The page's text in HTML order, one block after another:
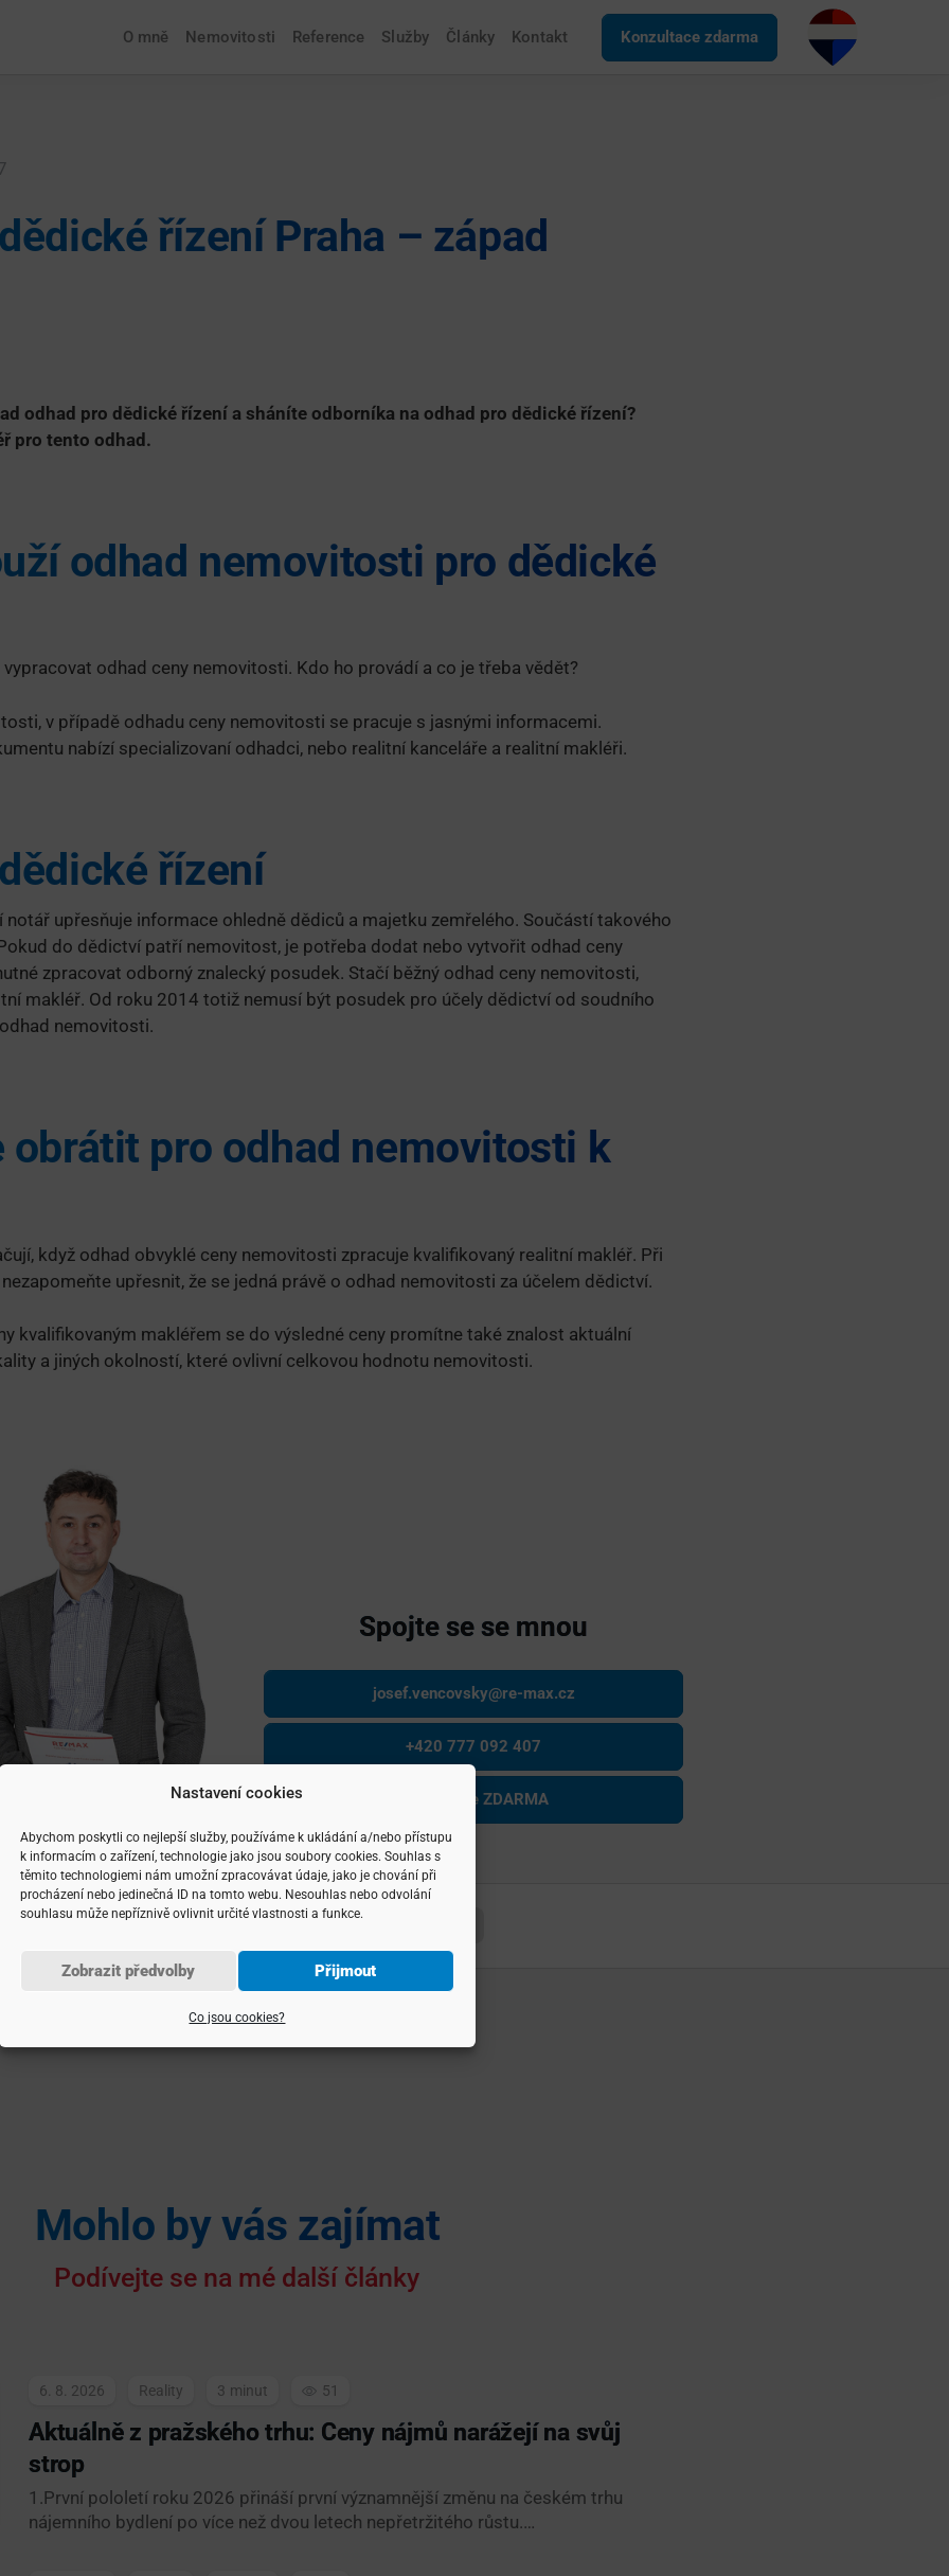
Nastavení cookies
Abychom poskytli co nejlepší služby, používáme k ukládání a/nebo přístupu
k informacím o zařízení, technologie jako jsou soubory cookies. Souhlas s
těmito technologiemi nám umožní zpracovávat údaje, jako je chování při
procházení nebo jedinečná ID na tomto webu. Nesouhlas nebo odvolání
souhlasu může nepříznivě ovlivnit určité vlastnosti a funkce.
Přijmout
Zobrazit předvolby
Co jsou cookies?
O mně Nemovitosti Reference Služby Články Kontakt Konzultace zdarma
řízení Praha – západ
odhad pro dědické řízení a sháníte odborníka na odhad pro dědické řízení?
pro tento odhad.
odhad nemovitosti pro dědické
odhad ceny nemovitosti. Kdo ho provádí a co je třeba vědět?
v případě odhadu ceny nemovitosti se pracuje s jasnými informacemi.
nabízí specializovaní odhadci, nebo realitní kanceláře a realitní makléři.
řízení
upřesňuje informace ohledně dědiců a majetku zemřelého. Součástí takového
do dědictví patří nemovitost, je potřeba dodat nebo vytvořit odhad ceny
zpracovat odborný znalecký posudek. Stačí běžný odhad ceny nemovitosti,
makléř. Od roku 2014 totiž nemusí být posudek pro účely dědictví od soudního
nemovitosti.
obrátit pro odhad nemovitosti k
když odhad obvyklé ceny nemovitosti zpracuje kvalifikovaný realitní makléř. Při
upřesnit, že se jedná právě o odhad nemovitosti za účelem dědictví.
kvalifikovaným makléřem se do výsledné ceny promítne také znalost aktuální
a jiných okolností, které ovlivní celkovou hodnotu nemovitosti.
Spojte se se mnou
josef.vencovsky@re-max.cz
+420 777 092 407
Konzultace ZDARMA
článek Rubriky
Mohlo by vás zajímat
Podívejte se na mé další články
6. 8. 2026 Reality 3 51
Aktuálně z pražského trhu: Ceny nájmů narážejí na svůj
strop
1.První pololetí roku 2026 přináší první významnější změnu na českém trhu
nájemního bydlení po více než dvou letech nepřetržitého růstu.…